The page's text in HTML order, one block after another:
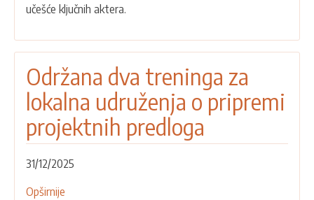
učešće ključnih aktera.
Održana dva treninga za
lokalna udruženja o pripremi
projektnih predloga
31/12/2025
Opširnije